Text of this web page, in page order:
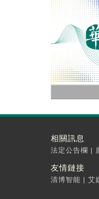
相關訊息
法定公告欄 |
友情鏈接
清博智能 | 艾